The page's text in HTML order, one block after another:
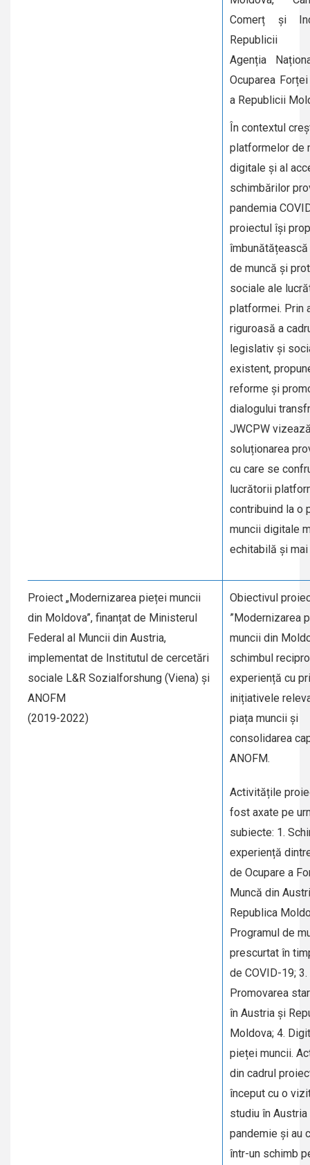
Comerț și
Republicii
Agenția
Ocuparea
a Republicii
În contextul
platformelor de
digitale și al
schimbărilor
pandemia
proiectul își
de muncă și
sociale ale
platformei. Prin
riguroasă a
legislativ și
existent,
reforme și
dialogului
JWCPW
soluționarea
cu care se
lucrătorii
contribuind la o
muncii digitale
echitabilă și
Proiect „Modernizarea pieței muncii
din Moldova”, finanțat de Ministerul
Federal al Muncii din Austria,
implementat de Institutul de cercetări
sociale L&R Sozialforshung (Viena) și
ANOFM
(2019-2022)
Obiectivul
”Modernizarea
muncii din
schimbul
experiență cu
inițiativele
piața muncii și
consolidarea
ANOFM.
Activitățile
fost axate pe
subiecte: 1.
experiență
de Ocupare a
Muncă din
Republica
Programul de
prescurtat în
de COVID-19; 3.
Promovarea
în Austria și
Moldova; 4.
pieței muncii.
din cadrul
început cu o
studiu în
pandemie și au
într-un schimb